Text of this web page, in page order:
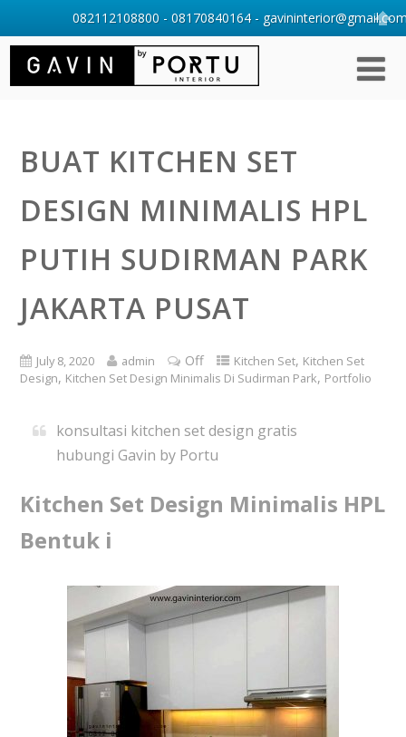
BUAT KITCHEN SET
DESIGN MINIMALIS HPL
PUTIH SUDIRMAN PARK
JAKARTA PUSAT
July 8, 2020 admin Off Kitchen Set, Kitchen Set
Design, Kitchen Set Design Minimalis Di Sudirman Park, Portfolio
konsultasi kitchen set design gratis
hubungi Gavin by Portu
Kitchen Set Design Minimalis HPL
Bentuk i
082112108800 - 08170840164 -